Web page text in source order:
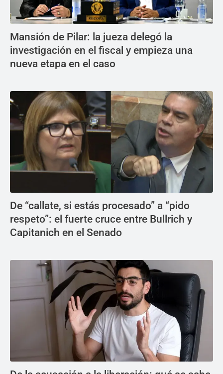
Mansión de Pilar: la jueza delegó la
investigación en el fiscal y empieza una
nueva etapa en el caso
De “callate, si estás procesado” a “pido
respeto”: el fuerte cruce entre Bullrich y
Capitanich en el Senado